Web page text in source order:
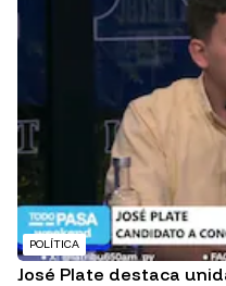
POLÍTICA
José Plate destaca